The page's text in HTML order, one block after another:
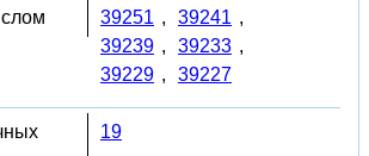
39251 , 39241 ,
39239 , 39233 ,
39229 , 39227
19